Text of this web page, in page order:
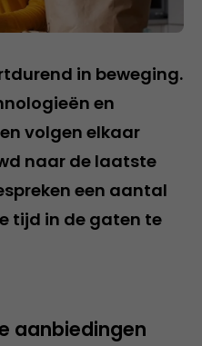
in beweging.
en
volgen elkaar
naar de laatste
een aantal
tijd in de gaten te
aanbiedingen